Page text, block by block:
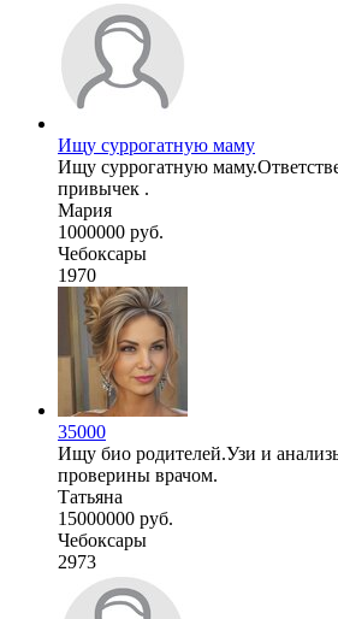
Ищу суррогатную маму
Ищу суррогатную
привычек .
Мария
1000000 руб.
Чебоксары
1970
35000
Ищу био родителей.Узи и
проверины врачом.
Татьяна
15000000 руб.
Чебоксары
2973